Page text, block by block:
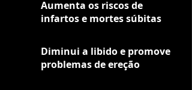
Aumenta os riscos de
infartos e mortes súbitas
Diminui a libido e promove
problemas de ereção